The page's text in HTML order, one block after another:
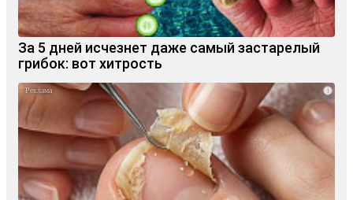
За 5 дней исчезнет даже самый застарелый
грибок: вот хитрость
i